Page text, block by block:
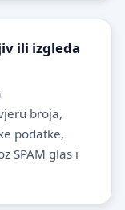
ili izgleda
broja,
podatke,
SPAM glas i